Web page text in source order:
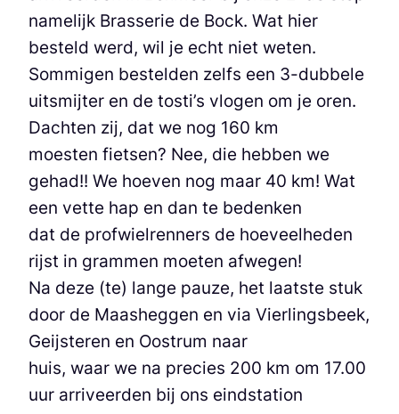
namelijk Brasserie de Bock. Wat hier
besteld werd, wil je echt niet weten.
Sommigen bestelden zelfs een 3-dubbele
uitsmijter en de tosti’s vlogen om je oren.
Dachten zij, dat we nog 160 km
moesten fietsen? Nee, die hebben we
gehad!! We hoeven nog maar 40 km! Wat
een vette hap en dan te bedenken
dat de profwielrenners de hoeveelheden
rijst in grammen moeten afwegen!
Na deze (te) lange pauze, het laatste stuk
door de Maasheggen en via Vierlingsbeek,
Geijsteren en Oostrum naar
huis, waar we na precies 200 km om 17.00
uur arriveerden bij ons eindstation